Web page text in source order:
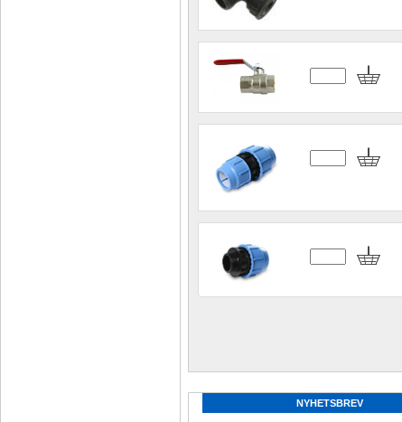
NYHETSBREV